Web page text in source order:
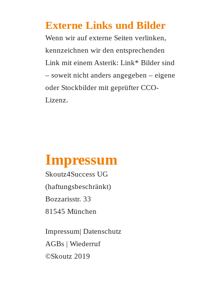
Externe Links und Bilder
Wenn wir auf externe Seiten verlinken,
kennzeichnen wir den entsprechenden
Link mit einem Asterik: Link* Bilder sind
– soweit nicht anders angegeben – eigene
oder Stockbilder mit geprüfter CCO-
Lizenz.
Impressum
Skoutz4Success UG
(haftungsbeschränkt)
Bozzarisstr. 33
81545 München
Impressum|Datenschutz
AGBs |Wiederruf
©Skoutz 2019